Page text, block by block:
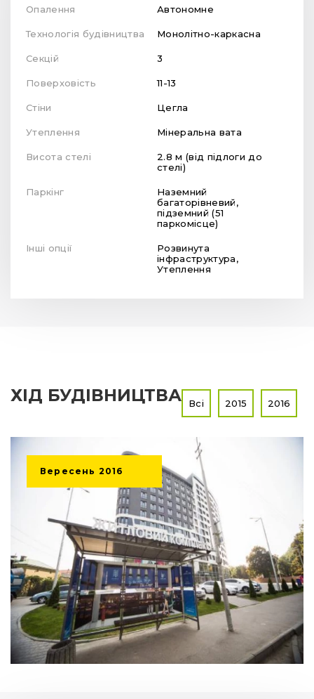
Опалення Автономне
Технологія будівництва Монолітно-каркасна
Секцій 3
Поверховість 11-13
Стіни Цегла
Утеплення Мінеральна вата
Висота стелі
2.8 м (від підлоги до
стелі)
Паркінг
Наземний
багаторівневий,
підземний (51
паркомісце)
Інші опції
Розвинута
інфраструктура,
Утеплення
ХІД БУДІВНИЦТВА Всі 2015 2016
Вересень 2016